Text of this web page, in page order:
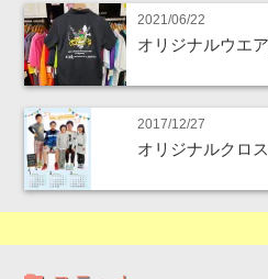
2021/06/22
オリジナルウエ
2017/12/27
オリジナルクロ